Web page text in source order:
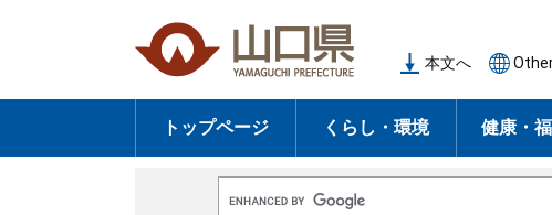
の
頭
ー
飛
本文へ
トップページ くらし・環境 健康・